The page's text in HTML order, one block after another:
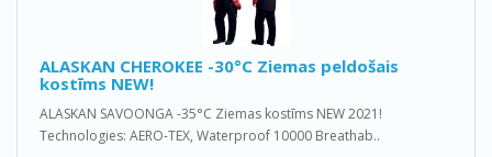
ALASKAN CHEROKEE -30°C Ziemas peldošais
kostīms NEW!
ALASKAN SAVOONGA -35°C Ziemas kostīms NEW 2021!
Technologies: AERO-TEX, Waterproof 10000 Breathab..